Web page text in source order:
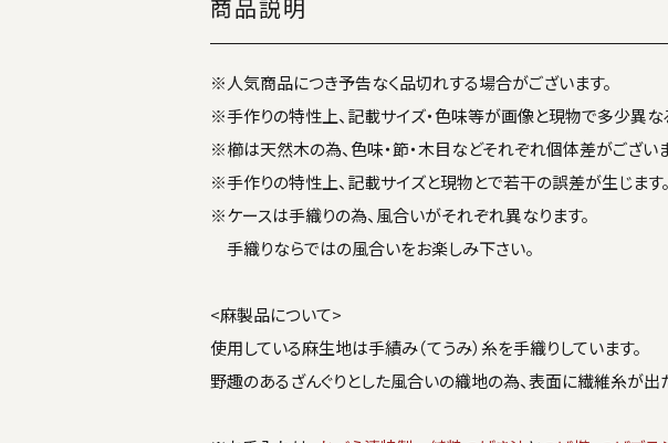
商品説明
※人気商品につき予告なく品切れする場合がございます。
※手作りの特性上、記載サイズ・色味等が画像と現物で多少異な
※櫛は天然木の為、色味・節・木目などそれぞれ個体差がございま
※手作りの特性上、記載サイズと現物とで若干の誤差が生じます。
※ケースは手織りの為、風合いがそれぞれ異なります。
手織りならではの風合いをお楽しみ下さい。
<麻製品について>
使用している麻生地は手績み（てうみ）糸を手織りしています。
野趣のあるざんぐりとした風合いの織地の為、表面に繊維糸が出